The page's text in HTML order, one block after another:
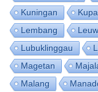
Kuningan
Lembang
Lubuklinggau
Magetan
Malang